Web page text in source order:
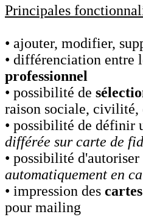
Principales
• ajouter, modifier,
• différenciation entre
professionnel
• possibilité de
raison sociale, civilité,
• possibilité de définir
différée sur carte de
• possibilité d'autoriser
automatiquement en
• impression des
pour mailing